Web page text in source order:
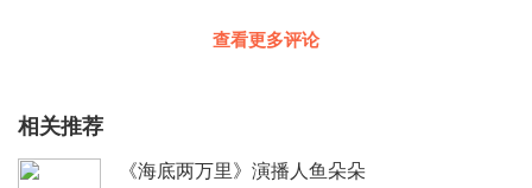
查看更多评论
相关推荐
《海底两万里》演播人鱼朵朵